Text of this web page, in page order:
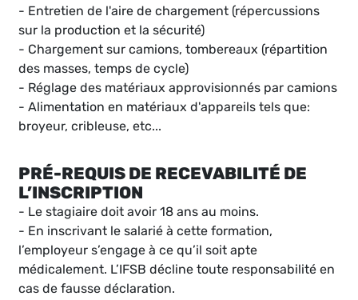
- Entretien de l'aire de chargement (répercussions
sur la production et la sécurité)
- Chargement sur camions, tombereaux (répartition
des masses, temps de cycle)
- Réglage des matériaux approvisionnés par camions
- Alimentation en matériaux d'appareils tels que:
broyeur, cribleuse, etc...
PRÉ-REQUIS DE RECEVABILITÉ DE
L’INSCRIPTION
- Le stagiaire doit avoir 18 ans au moins.
- En inscrivant le salarié à cette formation,
l’employeur s’engage à ce qu’il soit apte
médicalement. L’IFSB décline toute responsabilité en
cas de fausse déclaration.